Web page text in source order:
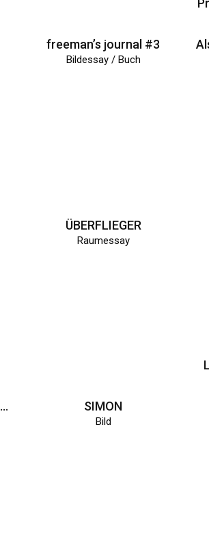
freeman’s journal #3
Bildessay / Buch
ÜBERFLIEGER
Raumessay
Leichter als Luft Weltfahrten SIMON
Bild